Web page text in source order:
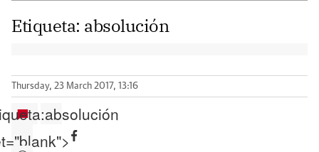
Etiqueta: absolución
Thursday, 23 March 2017, 13:16
absolución